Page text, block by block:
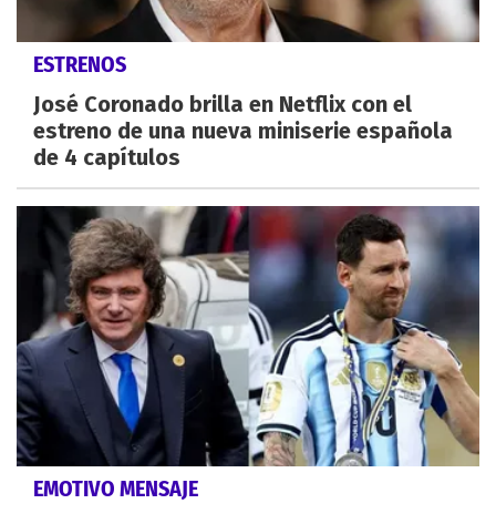
ESTRENOS
José Coronado brilla en Netflix con el
estreno de una nueva miniserie española
de 4 capítulos
EMOTIVO MENSAJE